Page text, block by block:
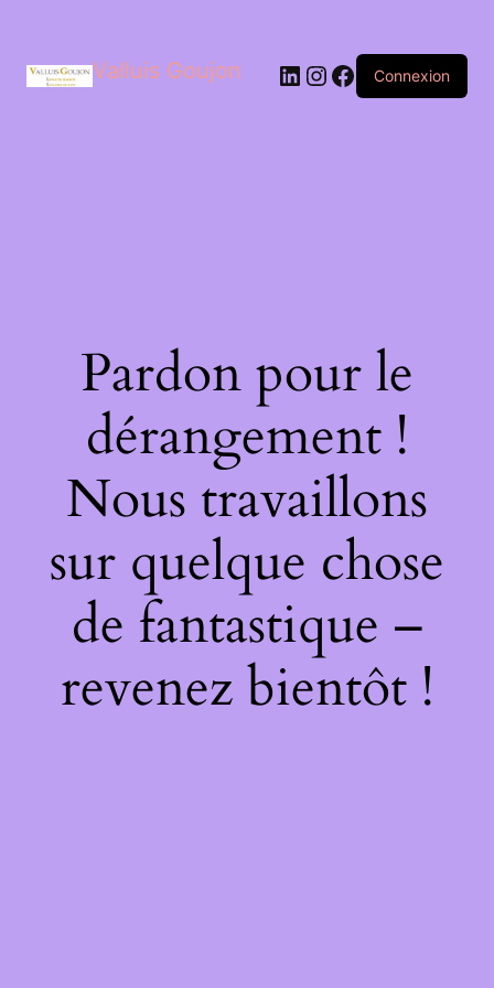
Valluis Goujon LinkedIn
Instagram
Facebook
Connexion
Pardon pour le
dérangement !
Nous travaillons
sur quelque chose
de fantastique –
revenez bientôt !